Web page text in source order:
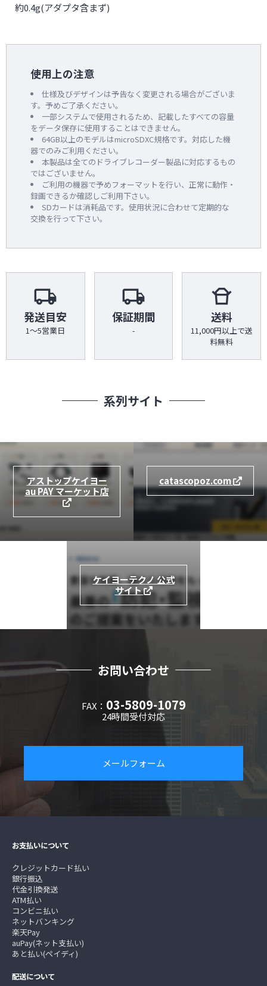
約0.4g(アダプタ含まず)
使用上の注意
仕様及びデザインは予告なく変更される場合がございま
す。予めご了承ください。
一部システムで使用されるため、記載したすべての容量
をデータ保存に使用することはできません。
64GB以上のモデルはmicroSDXC規格です。対応した機
器でのみご利用ください。
本製品は全てのドライブレコーダー製品に対応するもの
ではございません。
ご利用の機器で予めフォーマットを行い、正常に動作・
録画できるか確認しご利用下さい。
SDカードは消耗品です。使用状況に合わせて定期的な
交換を行って下さい。
local_shipping
発送目安
1～5営業日
local_shipping
保証期間
-
takeout_dining
送料
11,000円以上で送
料無料
系列サイト
アストップケイヨー
au PAY マーケット店
catascopoz.com
ケイヨーテクノ 公式
サイト
お問い合わせ
FAX： 03-5809-1079
24時間受付対応
メールフォーム
お支払いについて
クレジットカード払い
銀行振込
代金引換発送
ATM払い
コンビニ払い
ネットバンキング
楽天Pay
auPay(ネット支払い)
あと払い(ペイディ)
配送について